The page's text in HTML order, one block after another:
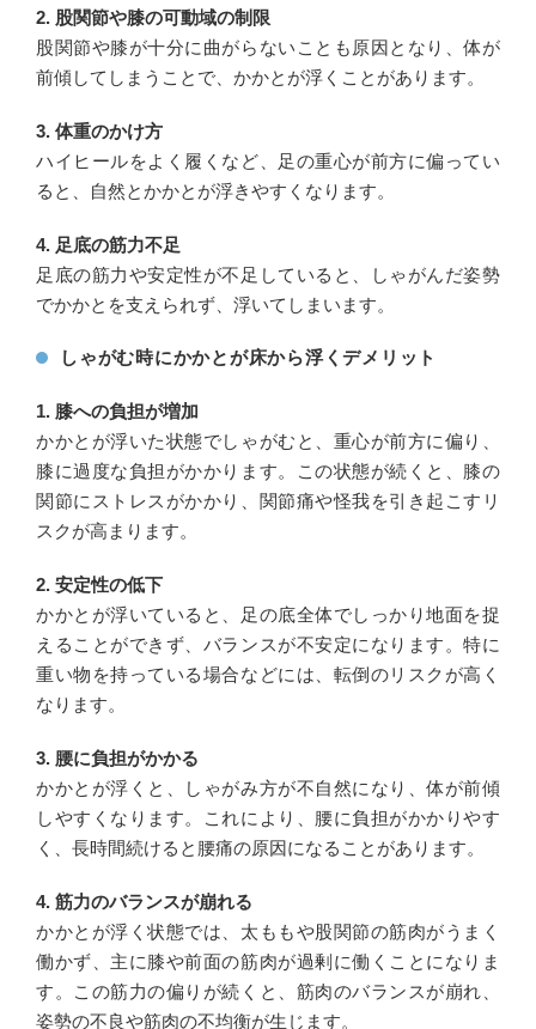
2. 股関節や膝の可動域の制限
股関節や膝が十分に曲がらないことも原因となり、体が
前傾してしまうことで、かかとが浮くことがあります。
3. 体重のかけ方
ハイヒールをよく履くなど、足の重心が前方に偏ってい
ると、自然とかかとが浮きやすくなります。
4. 足底の筋力不足
足底の筋力や安定性が不足していると、しゃがんだ姿勢
でかかとを支えられず、浮いてしまいます。
しゃがむ時にかかとが床から浮くデメリット
1. 膝への負担が増加
かかとが浮いた状態でしゃがむと、重心が前方に偏り、
膝に過度な負担がかかります。この状態が続くと、膝の
関節にストレスがかかり、関節痛や怪我を引き起こすリ
スクが高まります。
2. 安定性の低下
かかとが浮いていると、足の底全体でしっかり地面を捉
えることができず、バランスが不安定になります。特に
重い物を持っている場合などには、転倒のリスクが高く
なります。
3. 腰に負担がかかる
かかとが浮くと、しゃがみ方が不自然になり、体が前傾
しやすくなります。これにより、腰に負担がかかりやす
く、長時間続けると腰痛の原因になることがあります。
4. 筋力のバランスが崩れる
かかとが浮く状態では、太ももや股関節の筋肉がうまく
働かず、主に膝や前面の筋肉が過剰に働くことになりま
す。この筋力の偏りが続くと、筋肉のバランスが崩れ、
姿勢の不良や筋肉の不均衡が生じます。